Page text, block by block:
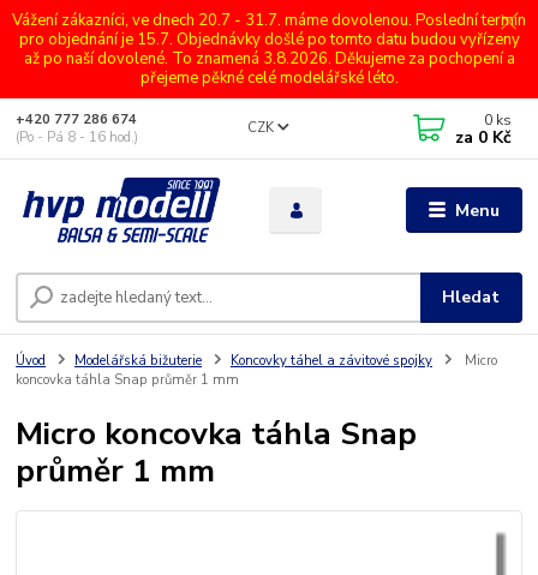
Vážení zákazníci, ve dnech 20.7 - 31.7. máme dovolenou. Poslední termín
pro objednání je 15.7. Objednávky došlé po tomto datu budou vyřízeny
až po naší dovolené. To znamená 3.8.2026. Děkujeme za pochopení a
přejeme pěkné celé modelářské léto.
Menu
CZK
Hledat
+420 777 286 674
(Po - Pá 8 - 16 hod.)
0 ks
za 0 Kč
Úvod Modelářská bižuterie Koncovky táhel a závitové spojky
Micro
koncovka táhla Snap průměr 1 mm
Micro koncovka táhla Snap
průměr 1 mm